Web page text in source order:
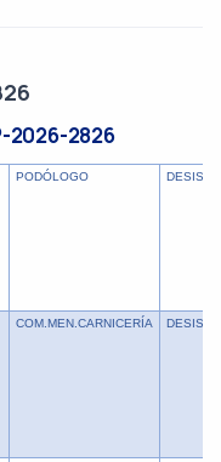
2026-2826
PODÓLOGO
COM.MEN.CARNICERÍA